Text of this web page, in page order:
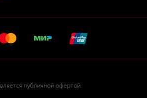
публичной офертой.